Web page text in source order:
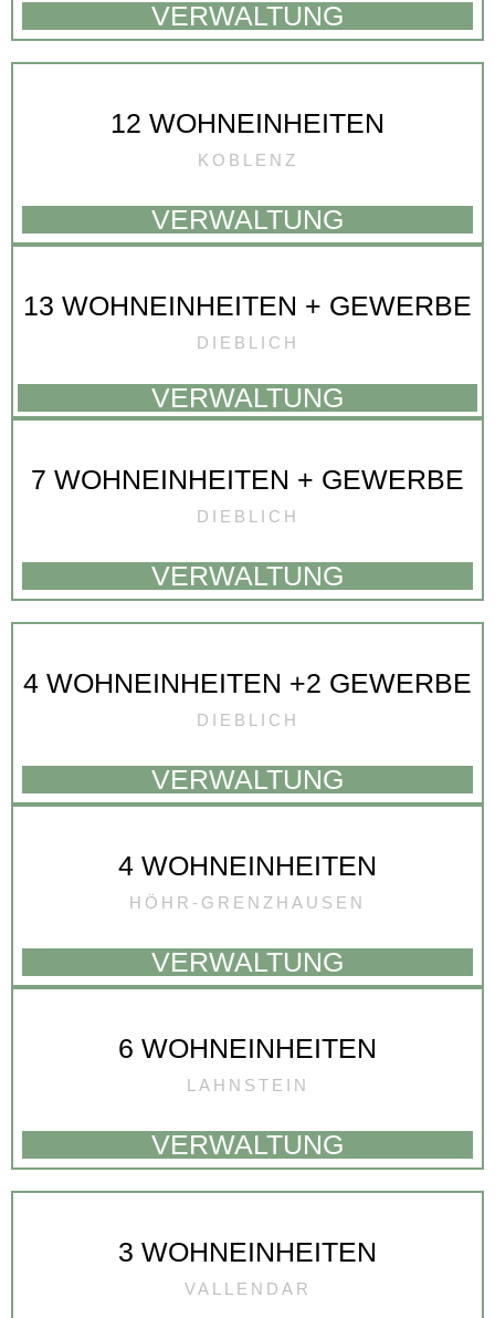
VERWALTUNG
12 WOHNEINHEITEN
KOBLENZ
VERWALTUNG
13 WOHNEINHEITEN + GEWERBE
DIEBLICH
VERWALTUNG
7 WOHNEINHEITEN + GEWERBE
DIEBLICH
VERWALTUNG
4 WOHNEINHEITEN +2 GEWERBE
DIEBLICH
VERWALTUNG
4 WOHNEINHEITEN
HÖHR-GRENZHAUSEN
VERWALTUNG
6 WOHNEINHEITEN
LAHNSTEIN
VERWALTUNG
3 WOHNEINHEITEN
VALLENDAR